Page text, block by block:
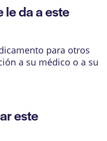
le da a este
para otros
a su médico o a su
este